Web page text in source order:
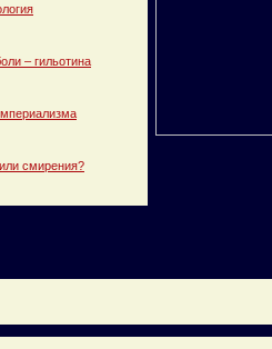
– гильотина
смирения?